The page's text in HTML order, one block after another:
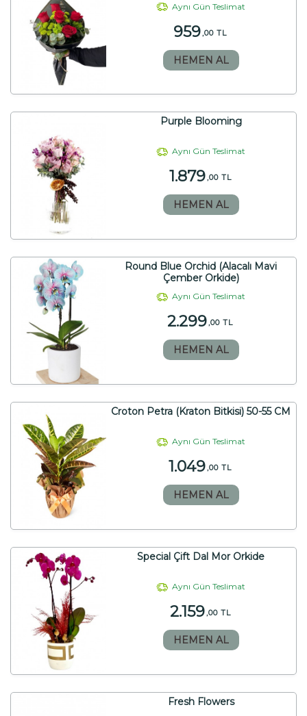
Aynı Gün Teslimat
959 ,00 TL
HEMEN AL
Purple Blooming
Aynı Gün Teslimat
1.879,00 TL
HEMEN AL
Round Blue Orchid (Alacalı Mavi
Çember Orkide)
Aynı Gün Teslimat
2.299,00 TL
HEMEN AL
Croton Petra (Kraton Bitkisi) 50-55 CM
Aynı Gün Teslimat
1.049,00 TL
HEMEN AL
Special Çift Dal Mor Orkide
Aynı Gün Teslimat
2.159,00 TL
HEMEN AL
Fresh Flowers